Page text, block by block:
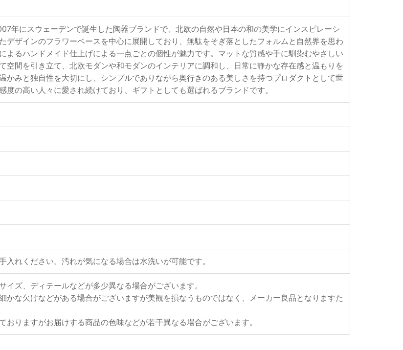
年にスウェーデンで誕生した陶器ブランドで、北欧の自然や日本の和の美学にインスピレーシ
デザインのフラワーベースを中心に展開しており、無駄をそぎ落としたフォルムと自然界を思わ
よるハンドメイド仕上げによる一点ごとの個性が魅力です。マットな質感や手に馴染むやさしい
空間を引き立て、北欧モダンや和モダンのインテリアに調和し、日常に静かな存在感と温もりを
かみと独自性を大切にし、シンプルでありながら奥行きのある美しさを持つプロダクトとして世
度の高い人々に愛され続けており、ギフトとしても選ばれるブランドです。
入れください。汚れが気になる場合は水洗いが可能です。
イズ、ディテールなどが多少異なる場合がございます。
かな欠けなどがある場合がございますが美観を損なうものではなく、メーカー良品となりますた
おりますがお届けする商品の色味などが若干異なる場合がございます。